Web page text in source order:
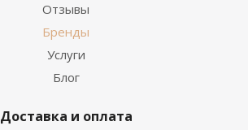
Отзывы
Бренды
Услуги
Блог
Доставка и оплата